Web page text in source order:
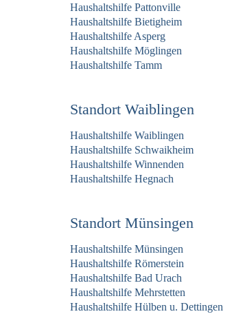
Haushaltshilfe Pattonville
Haushaltshilfe Bietigheim
Haushaltshilfe Asperg
Haushaltshilfe Möglingen
Haushaltshilfe Tamm
Standort Waiblingen
Haushaltshilfe Waiblingen
Haushaltshilfe Schwaikheim
Haushaltshilfe Winnenden
Haushaltshilfe Hegnach
Standort Münsingen
Haushaltshilfe Münsingen
Haushaltshilfe Römerstein
Haushaltshilfe Bad Urach
Haushaltshilfe Mehrstetten
Haushaltshilfe Hülben u. Dettingen